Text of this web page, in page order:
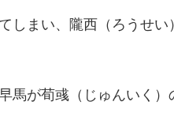
しまい、隴西（ろうせ
が荀彧（じゅんいく）